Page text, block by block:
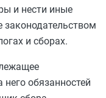
и нести иные
законодательством
и сборах.
обязанностей